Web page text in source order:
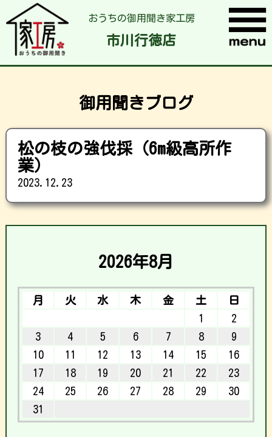
おうちの御用聞き家工房
市川行徳店
御用聞きブログ
松の枝の強伐採（6m級高所作
業）
2023.12.23
2026年8月
月 火 水 木 金 土
日
1
2
3
4 5 6 7 8
9
10
11 12 13 14 15
16
17
18 19 20 21 22
23
24
25 26 27 28 29
30
31